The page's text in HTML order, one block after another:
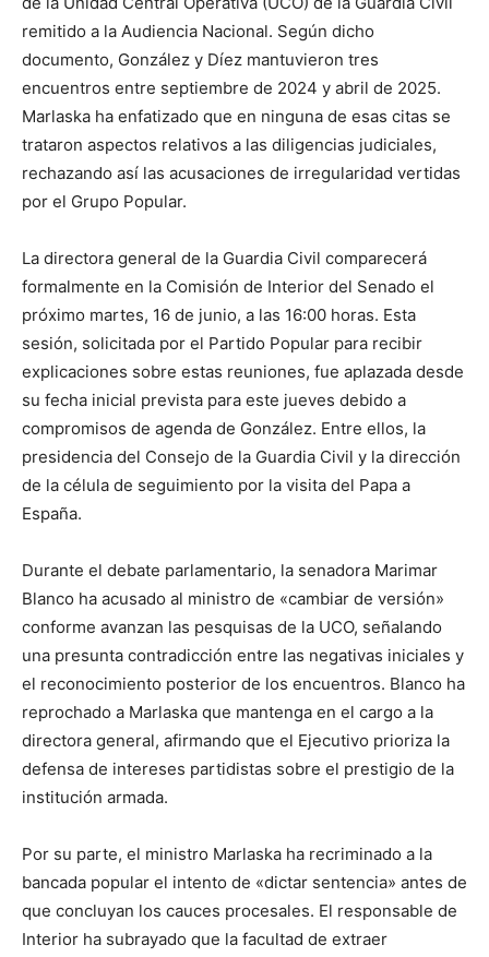
remitido a la Audiencia Nacional. Según dicho
documento, González y Díez mantuvieron tres
encuentros entre septiembre de 2024 y abril de 2025.
Marlaska ha enfatizado que en ninguna de esas citas se
trataron aspectos relativos a las diligencias judiciales,
rechazando así las acusaciones de irregularidad vertidas
por el Grupo Popular.
La directora general de la Guardia Civil comparecerá
formalmente en la Comisión de Interior del Senado el
próximo martes, 16 de junio, a las 16:00 horas. Esta
sesión, solicitada por el Partido Popular para recibir
explicaciones sobre estas reuniones, fue aplazada desde
su fecha inicial prevista para este jueves debido a
compromisos de agenda de González. Entre ellos, la
presidencia del Consejo de la Guardia Civil y la dirección
de la célula de seguimiento por la visita del Papa a
España.
Durante el debate parlamentario, la senadora Marimar
Blanco ha acusado al ministro de «cambiar de versión»
conforme avanzan las pesquisas de la UCO, señalando
una presunta contradicción entre las negativas iniciales y
el reconocimiento posterior de los encuentros. Blanco ha
reprochado a Marlaska que mantenga en el cargo a la
directora general, afirmando que el Ejecutivo prioriza la
defensa de intereses partidistas sobre el prestigio de la
institución armada.
Por su parte, el ministro Marlaska ha recriminado a la
bancada popular el intento de «dictar sentencia» antes de
que concluyan los cauces procesales. El responsable de
Interior ha subrayado que la facultad de extraer